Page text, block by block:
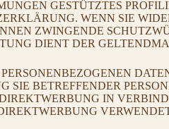
GESTÜTZTES
WENN SIE
ZWINGENDE
DIENT DER
SIE BETREFFENDER
IN